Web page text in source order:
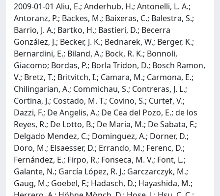
2009-01-01 Aliu, E.; Anderhub, H.; Antonelli, L. A.;
Antoranz, P.; Backes, M.; Baixeras, C.; Balestra, S.;
Barrio, J. A.; Bartko, H.; Bastieri, D.; Becerra
González, J.; Becker, J. K.; Bednarek, W.; Berger, K.;
Bernardini, E.; Biland, A.; Bock, R. K.; Bonnoli,
Giacomo; Bordas, P.; Borla Tridon, D.; Bosch Ramon,
V.; Bretz, T.; Britvitch, I.; Camara, M.; Carmona, E.;
Chilingarian, A.; Commichau, S.; Contreras, J. L.;
Cortina, J.; Costado, M. T.; Covino, S.; Curtef, V.;
Dazzi, F.; De Angelis, A.; De Cea del Pozo, E.; de los
Reyes, R.; De Lotto, B.; De Maria, M.; De Sabata, F.;
Delgado Mendez, C.; Dominguez, A.; Dorner, D.;
Doro, M.; Elsaesser, D.; Errando, M.; Ferenc, D.;
Fernández, E.; Firpo, R.; Fonseca, M. V.; Font, L.;
Galante, N.; García López, R. J.; Garczarczyk, M.;
Gaug, M.; Goebel, F.; Hadasch, D.; Hayashida, M.;